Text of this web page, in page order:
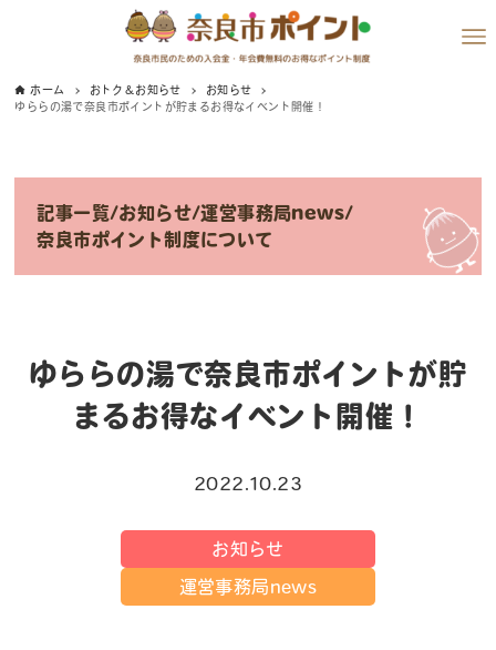
ホーム おトク＆お知らせ
お知らせ
ゆららの湯で奈良市ポイントが貯まるお得なイベント開催！
記事一覧/お知らせ/運営事務局news/
奈良市ポイント制度について
ゆららの湯で奈良市ポイントが貯
まるお得なイベント開催！
2022.10.23
お知らせ
運営事務局news